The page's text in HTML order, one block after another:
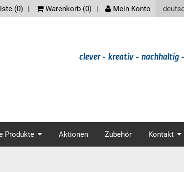
(0) Warenkorb (0) Mein Konto
clever - kreativ - nachhaltig
Produkte Aktionen Zubehör Kontakt